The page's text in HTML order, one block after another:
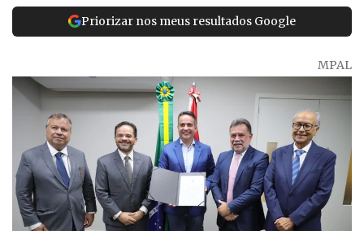
Priorizar nos meus resultados Google
MPAL